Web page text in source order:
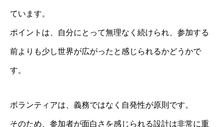
ています。
ポイントは、自分にとって無理なく続けられ、参加する
前よりも少し世界が広がったと感じられるかどうかで
す。
ボランティアは、義務ではなく自発性が原則です。
そのため、参加者が面白さを感じられる設計は非常に重